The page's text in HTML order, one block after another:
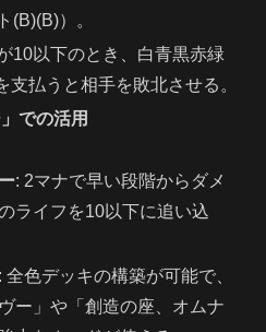
(B)(B)）。
10以下のとき、白青黒赤緑
支払うと相手を敗北させる。
での活用
: 2マナで早い段階からダメ
ライフを10以下に追い込
: 全色デッキの構築が可能で、
ー」や「創造の座、オムナ